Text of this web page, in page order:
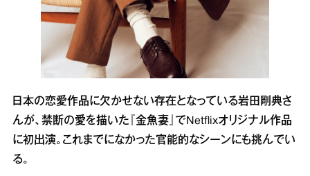
日本の恋愛作品に欠かせない存在となっている岩田剛典さ
んが、禁断の愛を描いた『金魚妻』でNetflixオリジナル作品
に初出演。これまでになかった官能的なシーンにも挑んでい
る。